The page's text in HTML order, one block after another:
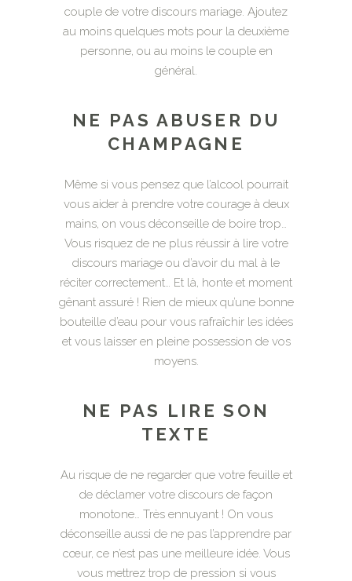
couple de votre discours mariage. Ajoutez
au moins quelques mots pour la deuxième
personne, ou au moins le couple en
général.
NE PAS ABUSER DU
CHAMPAGNE
Même si vous pensez que l’alcool pourrait
vous aider à prendre votre courage à deux
mains, on vous déconseille de boire trop…
Vous risquez de ne plus réussir à lire votre
discours mariage ou d’avoir du mal à le
réciter correctement… Et là, honte et moment
gênant assuré ! Rien de mieux qu’une bonne
bouteille d’eau pour vous rafraîchir les idées
et vous laisser en pleine possession de vos
moyens.
NE PAS LIRE SON
TEXTE
Au risque de ne regarder que votre feuille et
de déclamer votre discours de façon
monotone… Très ennuyant ! On vous
déconseille aussi de ne pas l’apprendre par
cœur, ce n’est pas une meilleure idée. Vous
vous mettrez trop de pression si vous